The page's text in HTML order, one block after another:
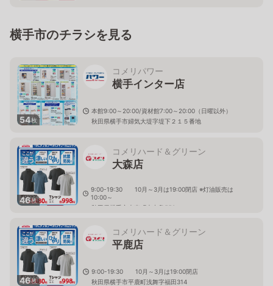
横手市のチラシを見る
54枚
コメリパワー
横手インター店
本館9:00～20:00/資材館7:00～20:00（日曜以外）
秋田県横手市婦気大堤字堤下２１５番地
46枚
コメリハード＆グリーン
大森店
9:00-19:30 10月～3月は19:00閉店 ※灯油販売は
10:00～
秋田県横手市大森町大中島550
46枚
コメリハード＆グリーン
平鹿店
9:00-19:30 10月～3月は19:00閉店
秋田県横手市平鹿町浅舞字福田314